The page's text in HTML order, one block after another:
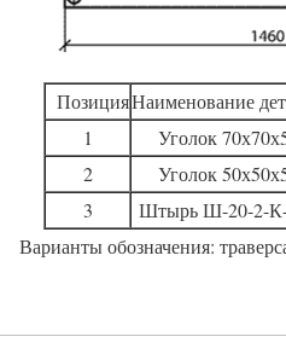
ПозицияНаименование
1
Уголок
2 Уголок
3
Штырь Ш-20-2-
Варианты обозначения: